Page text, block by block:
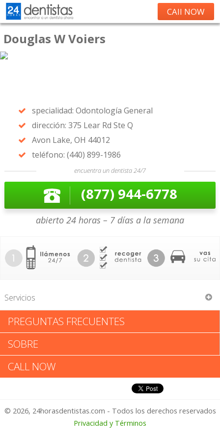
CAll NOW
Douglas W Voiers
specialidad: Odontología General
dirección: 375 Lear Rd Ste Q
Avon Lake, OH 44012
teléfono: (440) 899-1986
encuentra un dentista 24/7
(877) 944-6778
abierto 24 horas – 7 días a la semana
Servicios
Douglas W Voiers
Douglas W Voiers: Califica tu
Experiencia
1 – No Feliz
PREGUNTAS FRECUENTES
SOBRE
CALL NOW
© 2026, 24horasdentistas.com - Todos los derechos reservados
Privacidad y Términos